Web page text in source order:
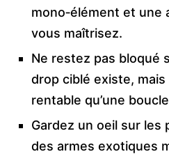
mono‑élément et une
vous maîtrisez.
Ne restez pas bloqué
drop ciblé existe, mais
rentable qu’une
Gardez un oeil sur les
des armes exotiques